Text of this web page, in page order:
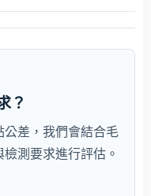
？
差，我們會結合毛
測要求進行評估。